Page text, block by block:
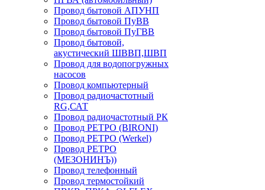
Провод бытовой АПУНП
Провод бытовой ПуВВ
Провод бытовой ПуГВВ
Провод бытовой,
акустический ШВВП,ШВП
Провод для водопогружных
насосов
Провод компьютерный
Провод радиочастотный
RG,САТ
Провод радиочастотный РК
Провод РЕТРО (BIRONI)
Провод РЕТРО (Werkel)
Провод РЕТРО
(МЕЗОНИНЪ))
Провод телефонный
Провод термостойкий